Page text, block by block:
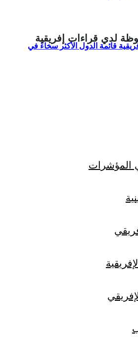
6 دول إفريقية قائمة الدول الأكثر سخاءً في
المؤشرات
لدي قراءات إفريقية